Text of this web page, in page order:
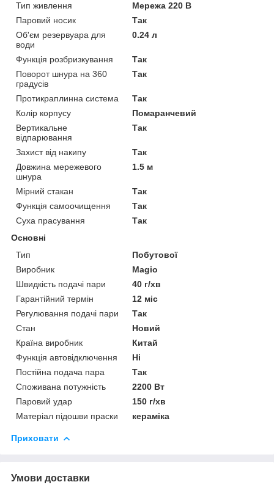
Тип живлення
Мережа 220 В
Паровий носик
Так
Об'єм резервуара для
води
0.24 л
Функція розбризкування
Так
Поворот шнура на 360
градусів
Так
Протикраплинна система
Так
Колір корпусу
Помаранчевий
Вертикальне
відпарювання
Так
Захист від накипу
Так
Довжина мережевого
шнура
1.5 м
Мірний стакан
Так
Функція самоочищення
Так
Суха прасування
Так
Основні
Тип
Побутової
Виробник
Magio
Швидкість подачі пари
40 г/хв
Гарантійний термін
12 міс
Регулювання подачі пари
Так
Стан
Новий
Країна виробник
Китай
Функція автовідключення
Ні
Постійна подача пара
Так
Споживана потужність
2200 Вт
Паровий удар
150 г/хв
Матеріал підошви праски
кераміка
Приховати
Умови доставки